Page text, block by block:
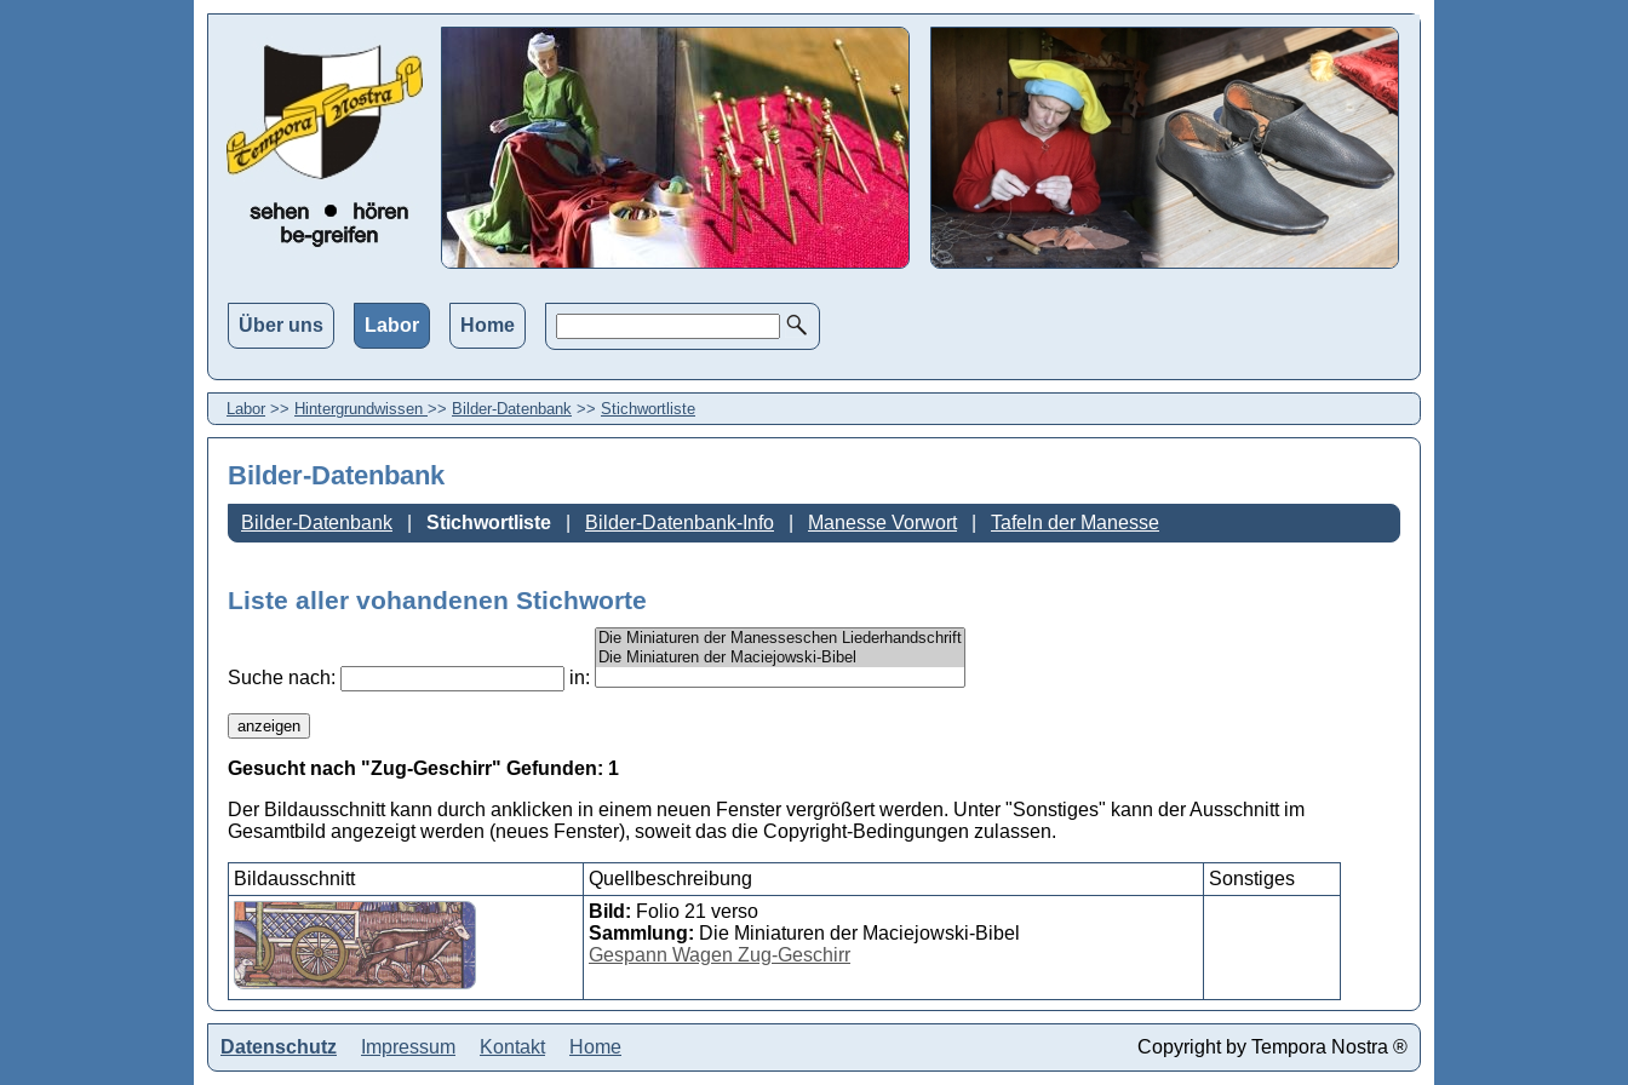
Über uns Labor Home
Labor >> Hintergrundwissen >> Bilder-Datenbank >> Stichwortliste
Bilder-Datenbank
Bilder-Datenbank Stichwortliste Bilder-Datenbank-Info Manesse Vorwort Tafeln der Manesse
Liste aller vohandenen Stichworte
Suche nach: in:
Gesucht nach "Zug-Geschirr" Gefunden: 1
Der Bildausschnitt kann durch anklicken in einem neuen Fenster vergrößert werden. Unter "Sonstiges" kann der Ausschnitt im
Gesamtbild angezeigt werden (neues Fenster), soweit das die Copyright-Bedingungen zulassen.
Bildausschnitt Quellbeschreibung
Sonstiges
Bild: Folio 21 verso
Sammlung: Die Miniaturen der Maciejowski-Bibel
Gespann Wagen Zug-Geschirr
Datenschutz Impressum Kontakt Home Copyright by Tempora Nostra ®